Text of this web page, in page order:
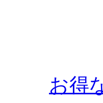
お得